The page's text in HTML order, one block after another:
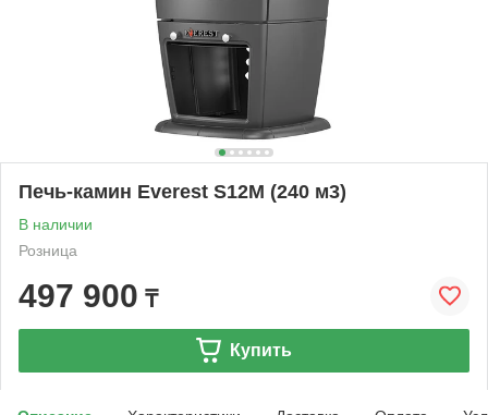
Печь-камин Everest S12M (240 м3)
В наличии
Розница
497 900 ₸
Купить